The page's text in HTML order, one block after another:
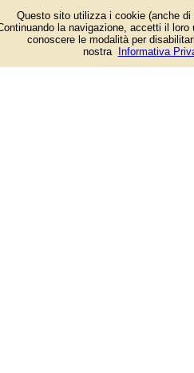
Via Guerra. Categoria Piante e Fiori.
Questo sito utilizza i cookie (anche
la navigazione, accetti il
conoscere le modalità per
nostra
Informativa